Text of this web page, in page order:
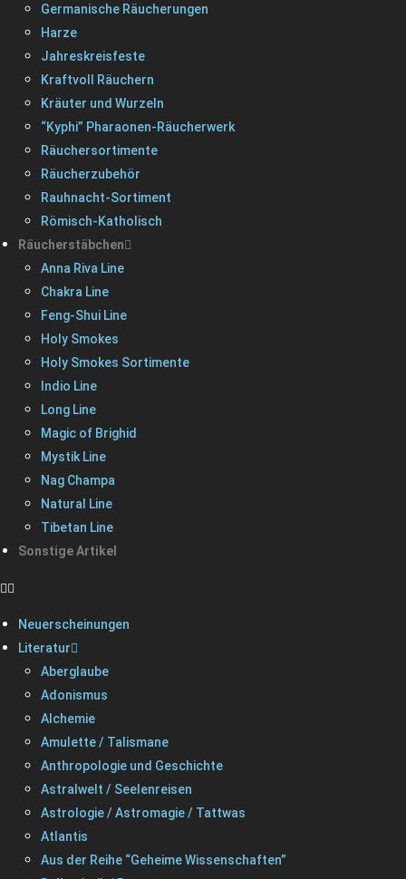
Germanische Räucherungen
Harze
Jahreskreisfeste
Kraftvoll Räuchern
Kräuter und Wurzeln
“Kyphi” Pharaonen-Räucherwerk
Räuchersortimente
Räucherzubehör
Rauhnacht-Sortiment
Römisch-Katholisch
Räucherstäbchen
Anna Riva Line
Chakra Line
Feng-Shui Line
Holy Smokes
Holy Smokes Sortimente
Indio Line
Long Line
Magic of Brighid
Mystik Line
Nag Champa
Natural Line
Tibetan Line
Sonstige Artikel
Neuerscheinungen
Literatur
Aberglaube
Adonismus
Alchemie
Amulette / Talismane
Anthropologie und Geschichte
Astralwelt / Seelenreisen
Astrologie / Astromagie / Tattwas
Atlantis
Aus der Reihe “Geheime Wissenschaften”